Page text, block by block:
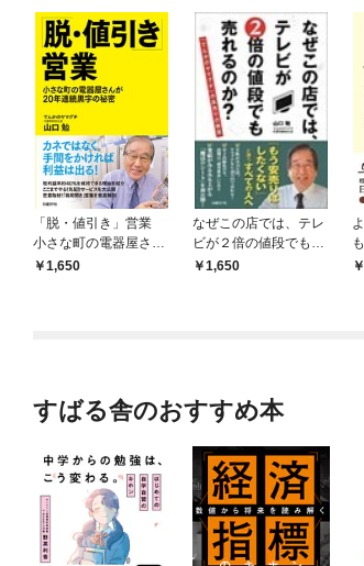
「脱・値引き」営業
小さな町の電器屋さん
が20年連続黒字の秘密
1,650
なぜこの店では、テレ
ビが２倍の値段でも売
れるのか？
1,650
すばる舎のおすすめ本